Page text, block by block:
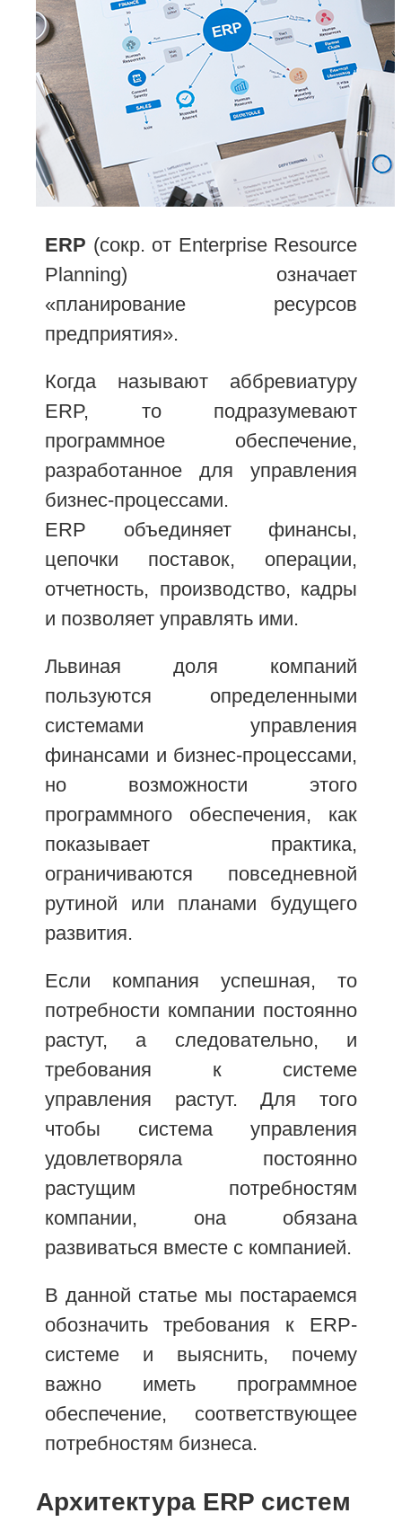
ERP (сокр. от Enterprise Resource
Planning) означает
«планирование ресурсов
предприятия».
Когда называют аббревиатуру
ERP, то подразумевают
программное обеспечение,
разработанное для управления
бизнес-процессами.
ERP объединяет финансы,
цепочки поставок, операции,
отчетность, производство, кадры
и позволяет управлять ими.
Львиная доля компаний
пользуются определенными
системами управления
финансами и бизнес-процессами,
но возможности этого
программного обеспечения, как
показывает практика,
ограничиваются повседневной
рутиной или планами будущего
развития.
Если компания успешная, то
потребности компании постоянно
растут, а следовательно, и
требования к системе
управления растут. Для того
чтобы система управления
удовлетворяла постоянно
растущим потребностям
компании, она обязана
развиваться вместе с компанией.
В данной статье мы постараемся
обозначить требования к ERP-
системе и выяснить, почему
важно иметь программное
обеспечение, соответствующее
потребностям бизнеса.
Архитектура ERP систем